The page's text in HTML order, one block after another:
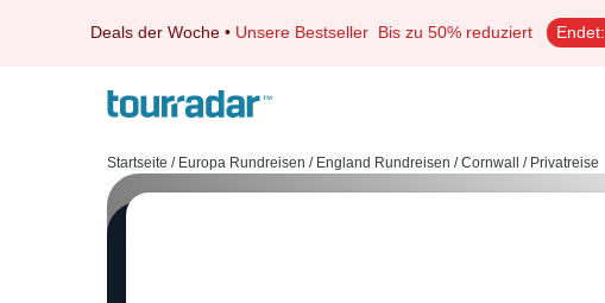
Deals der Woche • Unsere Bestseller Bis zu 50% reduziert Endet:
Startseite / Europa Rundreisen / England Rundreisen / Cornwall / Privatreise